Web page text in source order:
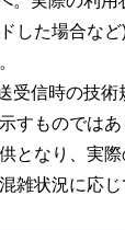
した場合な
受信時の技術
すものでは
となり、実
雑状況に応じ